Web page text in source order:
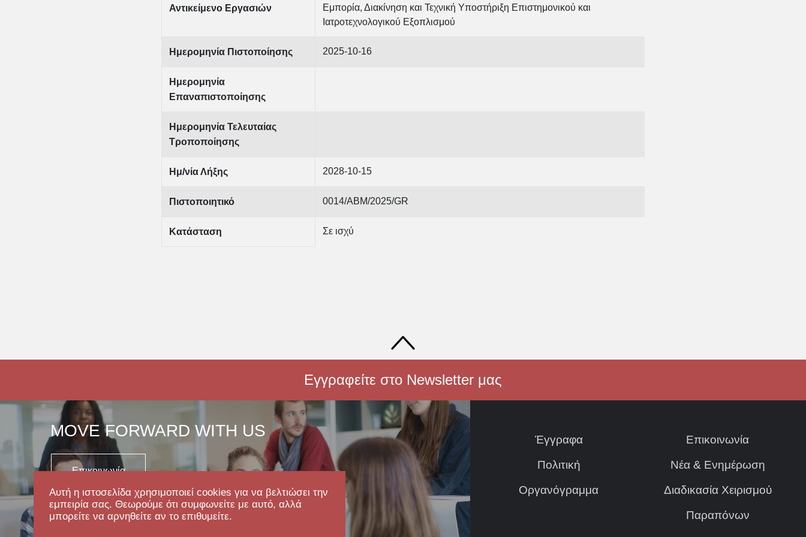
Αυτή η ιστοσελίδα χρησιμοποιεί cookies για να βελτιώσει την
εμπειρία σας. Θεωρούμε ότι συμφωνείτε με αυτό, αλλά
μπορείτε να αρνηθείτε αν το επιθυμείτε.
Αντικείμενο Εργασιών
Εμπορία, Διακίνηση και Τεχνική Υποστήριξη Επιστημονικού και
Ιατροτεχνολογικού Εξοπλισμού
Ημερομηνία Πιστοποίησης 2025-10-16
Ημερομηνία
Επαναπιστοποίησης
Ημερομηνία Τελευταίας
Τροποποίησης
Ημ/νία Λήξης 2028-10-15
Πιστοποιητικό 0014/ABM/2025/GR
Κατάσταση Σε ισχύ
Εγγραφείτε στο Newsletter μας
MOVE FORWARD WITH US
Επικοινωνία
Έγγραφα
Πολιτική
Οργανόγραμμα
Επικοινωνία
Νέα & Ενημέρωση
Διαδικασία Χειρισμού
Παραπόνων